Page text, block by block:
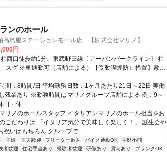
ンのホール
島屋ステーションモール店 【株式会社マリノ】
円
西口徒歩約1分、東武野田線〔アーバンパークライン〕 柏
スグ ※車通勤可（店舗による）【受動喫煙防止措置】敷地
により異なる）
間：8時間/日 平均勤務日数：1ヶ月あたり21日～22日 実働
残業あり ※勤務時間はマリノグループ店舗による 例：9～
日・休...
リノのホールスタッフ イタリアンマリノのホール担当をお
こだわりは 「イタリア気分で美味しく楽しく！」 誕生会や
祝いはもちろん グループで...
主婦・主夫歓迎 フリーター歓迎 バイク通勤OK
学歴不問
者歓迎 住宅手当あり 経験者歓迎 研修あり 賞与あり
ブランクOK